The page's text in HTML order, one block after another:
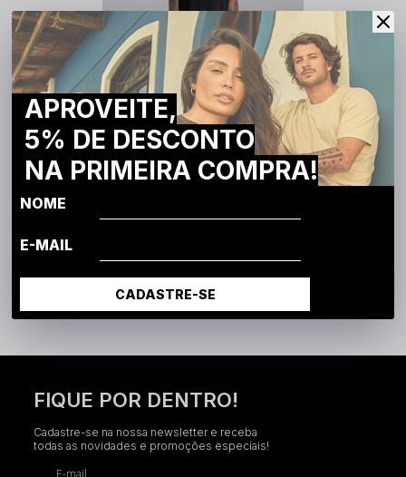
5xR$ 8,58
FIQUE POR DENTRO!
Cadastre-se na nossa newsletter e receba
todas as novidades e promoções especiais!
E-mail
APROVEITE,
5% DE DESCONTO
NA PRIMEIRA COMPRA!
NOME
E-MAIL
CADASTRE-SE